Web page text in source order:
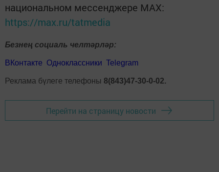
национальном мессенджере MАХ:
https://max.ru/tatmedia
Безнең социаль челтәрләр:
ВКонтакте Одноклассники Telegram
Реклама бүлеге телефоны 8(843)47-30-0-02.
Перейти на страницу новости